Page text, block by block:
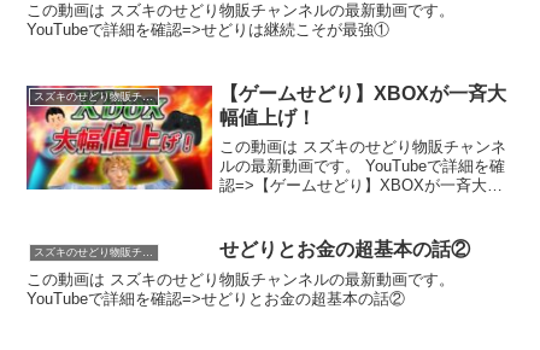
この動画は スズキのせどり物販チャンネルの最新動画です。
YouTubeで詳細を確認=>せどりは継続こそが最強①
スズキのせどり物販チャンネル
【ゲームせどり】XBOXが一斉大
幅値上げ！
この動画は スズキのせどり物販チャンネ
ルの最新動画です。 YouTubeで詳細を確
認=>【ゲームせどり】XBOXが一斉大幅
スズキのせどり物販チャンネル せどりとお金の超基本の話②
この動画は スズキのせどり物販チャンネルの最新動画です。
YouTubeで詳細を確認=>せどりとお金の超基本の話②